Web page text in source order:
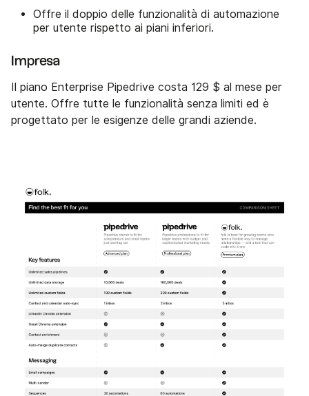
Offre il doppio delle funzionalità di automazione
per utente rispetto ai piani inferiori.
Impresa
Il piano Enterprise Pipedrive costa 129 $ al mese per
utente. Offre tutte le funzionalità senza limiti ed è
progettato per le esigenze delle grandi aziende.